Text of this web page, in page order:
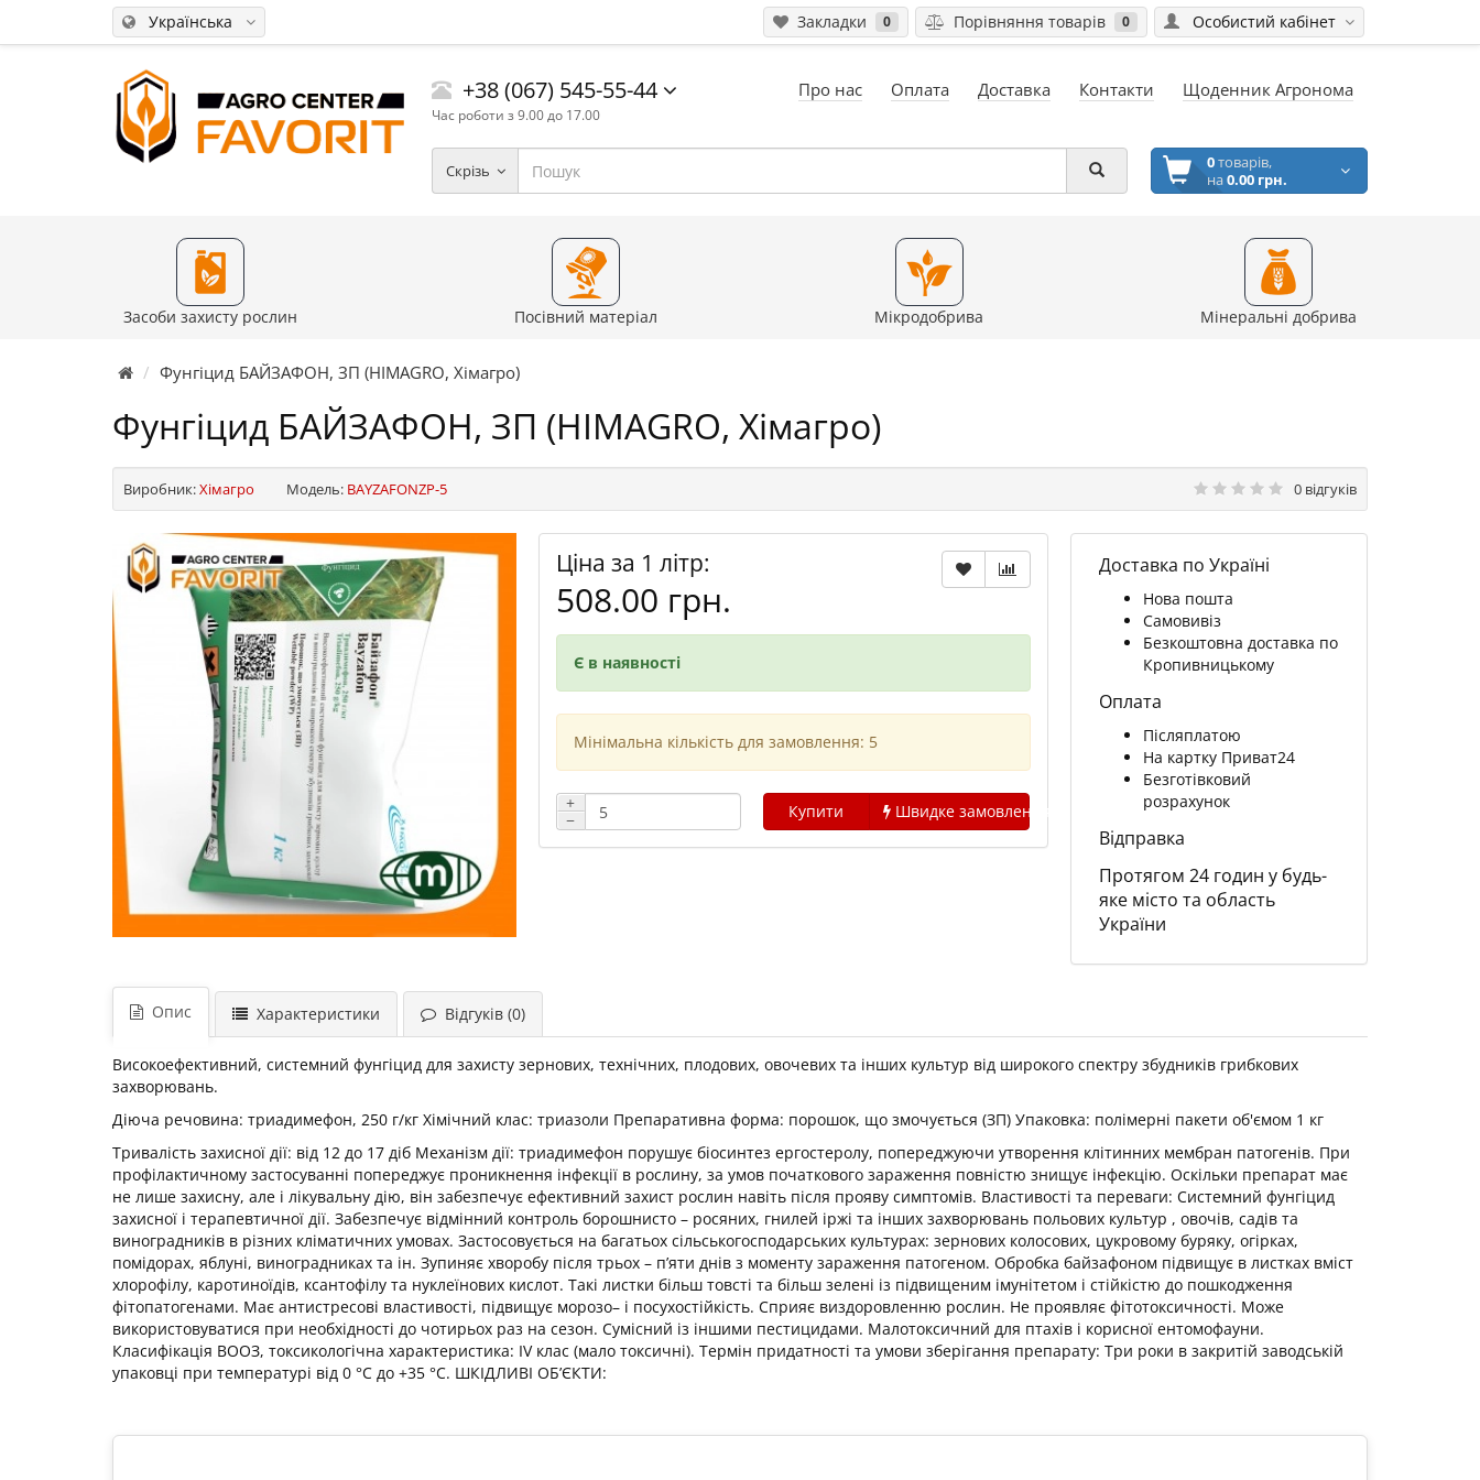
Українська Особистий кабінет
Закладки 0 Порівняння товарів 0
+38 (067) 545-55-44
Час роботи з 9.00 до 17.00
Про нас Оплата Доставка Контакти Щоденник Агронома
Скрізь 0товарів,
на0.00 грн.
Засоби захисту рослин Посівний матеріал Мікродобрива Мінеральні добрива
Фунгіцид БАЙЗАФОН, ЗП (HIMAGRO, Хімагро)
Фунгіцид БАЙЗАФОН, ЗП (HIMAGRO, Хімагро)
Виробник:Хімагро Модель: BAYZAFONZP-5 0 відгуків
Ціна за 1 літр:
508.00 грн.
Є в наявності
Мінімальна кількість для замовлення: 5
+
−
Купити Швидке замовлення
Доставка по Україні
Нова пошта
Самовивіз
Безкоштовна доставка по
Кропивницькому
Оплата
Післяплатою
На картку Приват24
Безготівковий
розрахунок
Відправка
Протягом 24 годин у будь-
яке місто та область
України
Опис Характеристики Відгуків (0)
Високоефективний, системний фунгіцид для захисту зернових, технічних, плодових, овочевих та інших культур від широкого спектру збудників грибкових
захворювань.
Діюча речовина: триадимефон, 250 г/кг Хімічний клас: триазоли Препаративна форма: порошок, що змочується (ЗП) Упаковка: полімерні пакети об'ємом 1 кг
Тривалість захисної дії: від 12 до 17 діб Механізм дії: триадимефон порушує біосинтез ергостеролу, попереджуючи утворення клітинних мембран патогенів. При
профілактичному застосуванні попереджує проникнення інфекції в рослину, за умов початкового зараження повністю знищує інфекцію. Оскільки препарат має
не лише захисну, але і лікувальну дію, він забезпечує ефективний захист рослин навіть після прояву симптомів. Властивості та переваги: Системний фунгіцид
захисної і терапевтичної дії. Забезпечує відмінний контроль борошнисто – росяних, гнилей іржі та інших захворювань польових культур , овочів, садів та
виноградників в різних кліматичних умовах. Застосовується на багатьох сільськогосподарських культурах: зернових колосових, цукровому буряку, огірках,
помідорах, яблуні, виноградниках та ін. Зупиняє хворобу після трьох – п’яти днів з моменту зараження патогеном. Обробка байзафоном підвищує в листках вміст
хлорофілу, каротиноїдів, ксантофілу та нуклеїнових кислот. Такі листки більш товсті та більш зелені із підвищеним імунітетом і стійкістю до пошкодження
фітопатогенами. Має антистресові властивості, підвищує морозо– і посухостійкість. Сприяє виздоровленню рослин. Не проявляє фітотоксичності. Може
використовуватися при необхідності до чотирьох раз на сезон. Сумісний із іншими пестицидами. Малотоксичний для птахів і корисної ентомофауни.
Класифікація ВООЗ, токсикологічна характеристика: ІV клас (мало токсичні). Термін придатності та умови зберігання препарату: Три роки в закритій заводській
упаковці при температурі від 0 °С до +35 °С. ШКІДЛИВІ ОБ’ЄКТИ: